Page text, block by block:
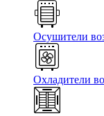
Осушители
Охладители